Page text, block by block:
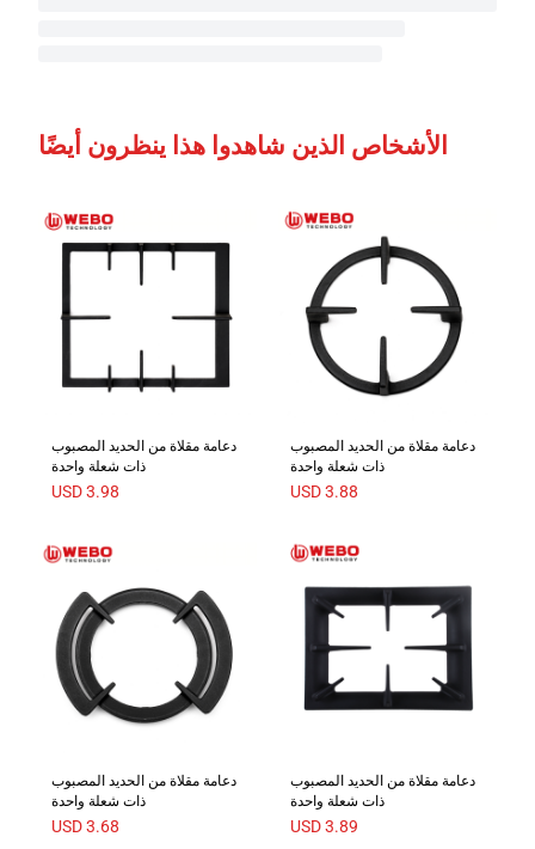
الأشخاص الذين شاهدوا هذا ينظرون أيضًا
دعامة مقلاة من الحديد المصبوب
ذات شعلة واحدة
USD 3.98
دعامة مقلاة من الحديد المصبوب
ذات شعلة واحدة
USD 3.88
دعامة مقلاة من الحديد المصبوب
ذات شعلة واحدة
USD 3.68
دعامة مقلاة من الحديد المصبوب
ذات شعلة واحدة
USD 3.89